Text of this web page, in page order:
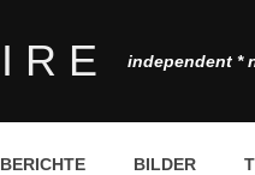
independent *
BERICHTE BILDER